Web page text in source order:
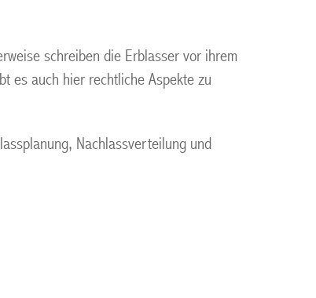
schreiben die Erblasser vor ihrem
es auch hier rechtliche Aspekte zu
Nachlassverteilung und